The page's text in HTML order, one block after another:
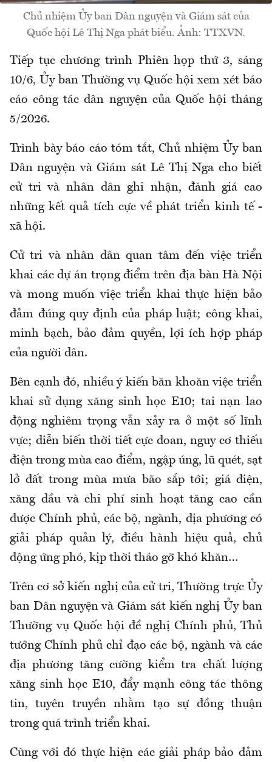
Chủ nhiệm Ủy ban Dân nguyện và Giám sát của
Quốc hội Lê Thị Nga phát biểu. Ảnh: TTXVN.
Tiếp tục chương trình Phiên họp thứ 3, sáng
10/6, Ủy ban Thường vụ Quốc hội xem xét báo
cáo công tác dân nguyện của Quốc hội tháng
5/2026.
Trình bày báo cáo tóm tắt, Chủ nhiệm Ủy ban
Dân nguyện và Giám sát Lê Thị Nga cho biết
cử tri và nhân dân ghi nhận, đánh giá cao
những kết quả tích cực về phát triển kinh tế -
xã hội.
Cử tri và nhân dân quan tâm đến việc triển
khai các dự án trọng điểm trên địa bàn Hà Nội
và mong muốn việc triển khai thực hiện bảo
đảm đúng quy định của pháp luật; công khai,
minh bạch, bảo đảm quyền, lợi ích hợp pháp
của người dân.
Bên cạnh đó, nhiều ý kiến băn khoăn việc triển
khai sử dụng xăng sinh học E10; tai nạn lao
động nghiêm trọng vẫn xảy ra ở một số lĩnh
vực; diễn biến thời tiết cực đoan, nguy cơ thiếu
điện trong mùa cao điểm, ngập úng, lũ quét, sạt
lở đất trong mùa mưa bão sắp tới; giá điện,
xăng dầu và chi phí sinh hoạt tăng cao cần
được Chính phủ, các bộ, ngành, địa phương có
giải pháp quản lý, điều hành hiệu quả, chủ
động ứng phó, kịp thời tháo gỡ khó khăn…
Trên cơ sở kiến nghị của cử tri, Thường trực Ủy
ban Dân nguyện và Giám sát kiến nghị Ủy ban
Thường vụ Quốc hội đề nghị Chính phủ, Thủ
tướng Chính phủ chỉ đạo các bộ, ngành và các
địa phương tăng cường kiểm tra chất lượng
xăng sinh học E10, đẩy mạnh công tác thông
tin, tuyên truyền nhằm tạo sự đồng thuận
trong quá trình triển khai.
Cùng với đó thực hiện các giải pháp bảo đảm